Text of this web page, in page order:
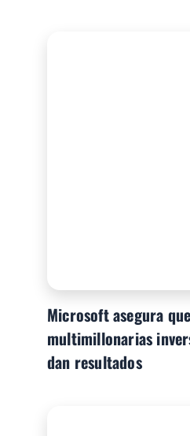
Microsoft asegura
multimillonarias
dan resultados